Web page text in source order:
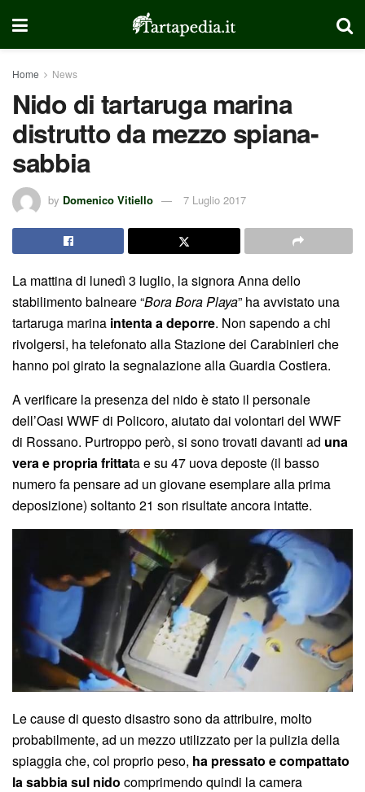
Home News
Nido di tartaruga marina
distrutto da mezzo spiana-
sabbia
by Domenico Vitiello 7 Luglio 2017
La mattina di lunedì 3 luglio, la signora Anna dello
stabilimento balneare “Bora Bora Playa” ha avvistato una
tartaruga marina intenta a deporre. Non sapendo a chi
rivolgersi, ha telefonato alla Stazione dei Carabinieri che
hanno poi girato la segnalazione alla Guardia Costiera.
A verificare la presenza del nido è stato il personale
dell’Oasi WWF di Policoro, aiutato dai volontari del WWF
di Rossano. Purtroppo però, si sono trovati davanti ad una
vera e propria frittata e su 47 uova deposte (il basso
numero fa pensare ad un giovane esemplare alla prima
deposizione) soltanto 21 son risultate ancora intatte.
Le cause di questo disastro sono da attribuire, molto
probabilmente, ad un mezzo utilizzato per la pulizia della
spiaggia che, col proprio peso, ha pressato e compattato
la sabbia sul nido comprimendo quindi la camera